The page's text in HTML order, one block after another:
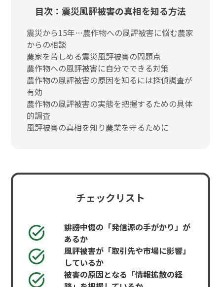
目次：震災風評被害の真相を知る方法
震災から15年…農作物への風評被害に悩む農家
からの相談
農家を苦しめる震災風評被害の問題点
農作物への風評被害に自分でできる対策
農作物の風評被害の原因を知るには探偵調査が
有効
農作物の風評被害の実態を把握するための具体
的調査
風評被害の真相を知り農業を守るために
チェックリスト
誹謗中傷の「発信源の手がかり」が
あるか
風評被害が「取引先や市場に影響」
しているか
被害の原因となる「情報拡散の経